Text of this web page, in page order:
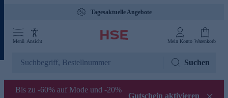
Tagesaktuelle Angebote
Menü Ansicht Mein Konto Warenkorb
Suchen
Bis zu -60% auf Mode und -20%
Gutschein aktivieren